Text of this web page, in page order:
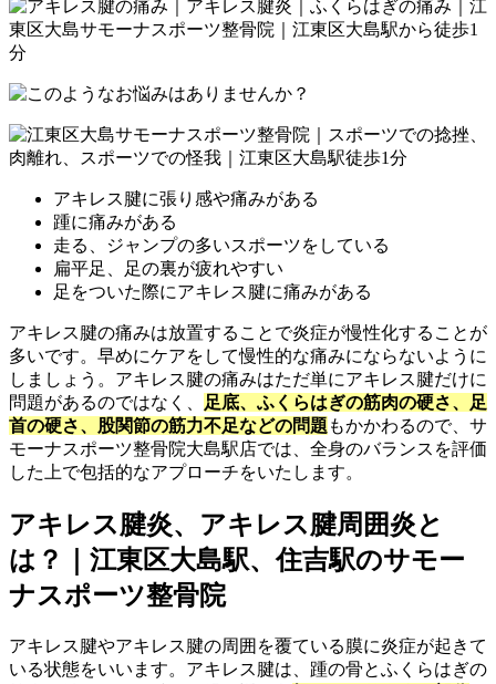
アキレス腱に張り感や痛みがある
踵に痛みがある
走る、ジャンプの多いスポーツをしている
扁平足、足の裏が疲れやすい
足をついた際にアキレス腱に痛みがある
アキレス腱の痛みは放置することで炎症が慢性化することが
多いです。早めにケアをして慢性的な痛みにならないように
しましょう。アキレス腱の痛みはただ単にアキレス腱だけに
問題があるのではなく、
足底、ふくらはぎの筋肉の硬さ、足
首の硬さ、股関節の筋力不足などの問題 もかかわるので、サ
モーナスポーツ整骨院大島駅店では、全身のバランスを評価
した上で包括的なアプローチをいたします。
アキレス腱炎、アキレス腱周囲炎と
は？｜江東区大島駅、住吉駅のサモー
ナスポーツ整骨院
アキレス腱やアキレス腱の周囲を覆ている膜に炎症が起きて
いる状態をいいます。アキレス腱は、踵の骨とふくらはぎの